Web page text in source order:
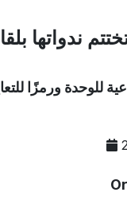
ندواتها
للوحدة ورمزًا